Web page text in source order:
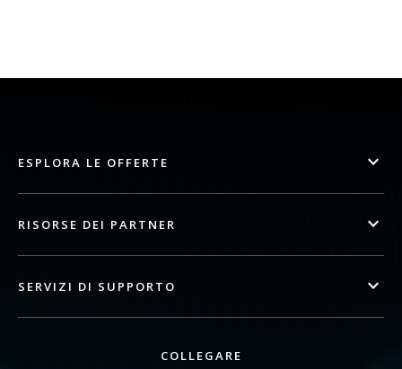
ESPLORA LE OFFERTE
RISORSE DEI PARTNER
SERVIZI DI SUPPORTO
COLLEGARE